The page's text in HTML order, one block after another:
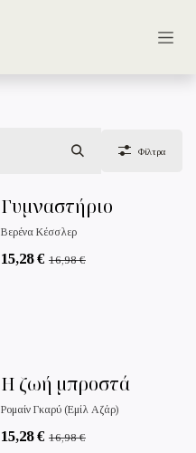
Φίλτρα
Γυμναστήριο
Βερένα Κέσσλερ
15,28€ 16,98€
Η ζωή μπροστά
Ρομαίν Γκαρύ (Εμίλ Αζάρ)
15,28€ 16,98€